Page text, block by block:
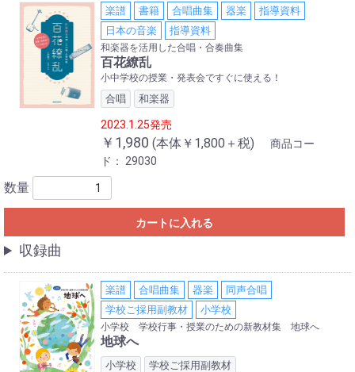
楽譜 書籍 合唱曲集 器楽
指導資料
日本の音楽
指導資料
和楽器を活用した合唱・合奏曲集
百花繚乱
小中学校の授業・発表会ですぐに使える！
合唱 和楽器
2023.1.25発売
￥1,980 (本体￥1,800＋税)
商品コー
ド： 29030
数量
カートに入れる
収録曲
楽譜 合唱曲集 器楽
同声合唱
学校ご採用副教材
小学校
小学校 学校行事・授業のための新教材集 地球へ
地球へ
小学校 学校ご採用副教材